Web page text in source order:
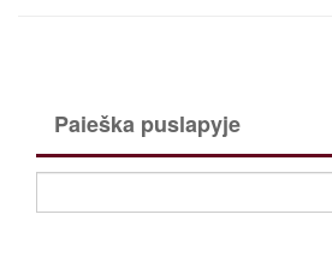
Paieška puslapyje